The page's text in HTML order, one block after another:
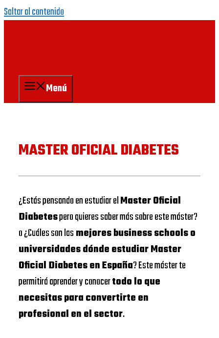
Saltar al contenido
Menú
MASTER OFICIAL DIABETES
¿Estás pensando en estudiar elMaster Oficial
Diabetespero quieres saber más sobre este máster?
o ¿Cuáles son lasmejores business schools o
universidades dónde estudiar Master
Oficial Diabetes en España? Este máster te
permitirá aprender y conocertodo lo que
necesitas para convertirte en
profesional en el sector.